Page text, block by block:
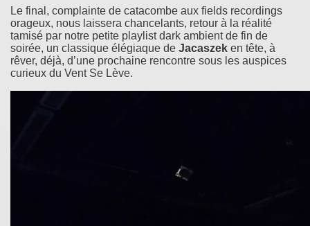
Le final, complainte de catacombe aux fields recordings
orageux, nous laissera chancelants, retour à la réalité
tamisé par notre petite playlist dark ambient de fin de
soirée, un classique élégiaque de Jacaszek en tête, à
rêver, déjà, d’une prochaine rencontre sous les auspices
curieux du Vent Se Lève.